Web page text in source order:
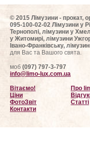
© 2015 Лімузини - прокат,
095-100-02-02 Лімузини у
Тернополі, лімузини у
у Житомирі, лімузини
Івано-Франківську,
для Вас та Вашого свята.
моб (097) 797-3-797
info@limo-lux.com.ua
Вітаємо!
Про
Ціни
ФотоЗвіт
Статті
Контакти